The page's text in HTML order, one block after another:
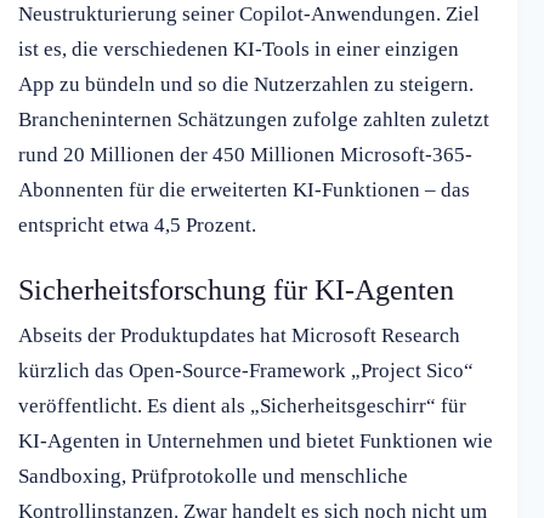
Neustrukturierung seiner Copilot-Anwendungen. Ziel
ist es, die verschiedenen KI-Tools in einer einzigen
App zu bündeln und so die Nutzerzahlen zu steigern.
Brancheninternen Schätzungen zufolge zahlten zuletzt
rund 20 Millionen der 450 Millionen Microsoft-365-
Abonnenten für die erweiterten KI-Funktionen – das
entspricht etwa 4,5 Prozent.
Sicherheitsforschung für KI-Agenten
Abseits der Produktupdates hat Microsoft Research
kürzlich das Open-Source-Framework „Project Sico“
veröffentlicht. Es dient als „Sicherheitsgeschirr“ für
KI-Agenten in Unternehmen und bietet Funktionen wie
Sandboxing, Prüfprotokolle und menschliche
Kontrollinstanzen. Zwar handelt es sich noch nicht um